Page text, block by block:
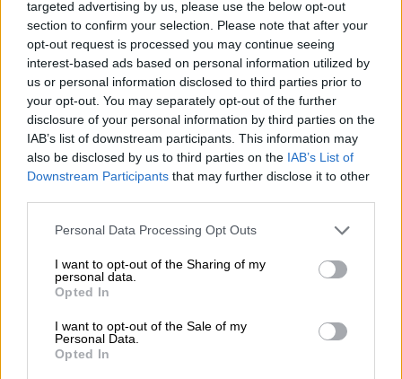
targeted advertising by us, please use the below opt-out
section to confirm your selection. Please note that after your
opt-out request is processed you may continue seeing
interest-based ads based on personal information utilized by
us or personal information disclosed to third parties prior to
your opt-out. You may separately opt-out of the further
disclosure of your personal information by third parties on the
IAB’s list of downstream participants. This information may
also be disclosed by us to third parties on the IAB’s List of
Downstream Participants that may further disclose it to other
Please note that this website/app uses one or more Google
not limited to your visit or usage behaviour. You may click to
grant or deny consent to Google and its third-party tags to
use your data for below specified purposes in below Google
consent section.
Personal Data Processing Opt Outs
I want to opt-out of the Sharing of my
personal data.
Opted In
I want to opt-out of the Sale of my
Personal Data.
Opted In
Ρεβίλ, στη βορειοδυτικήΓαλλία, βρέθηκαν
πολλοί σάκοι που περιείχαν περίπου 850
κιλά κοκαΐνης. Χθες, άλλοι έξι σάκοι
ξεβράστηκαν στοΒικ-σιρ-Μερ. Αυτή τη φορά
περιείχαν 1,5 τόνο κοκαΐνης, όπως είπε η
πηγή, επιβεβαιώνοντας μια πληροφορία της
τοπικής εφημερίδας Ouest-France. Οι 2,3
τόνοι κοκαΐνης αποτελούν «ιστορικό»
ρεκόρ.
Τη διερεύνηση της υπόθεσης έχει
αναλάβει η εισαγγελία του
Χερβούργου.
Μέχρι στιγμής παραμένει άγνωστο από πού
προήλθαν οι ερμητικά σφραγισμένοι σάκοι.